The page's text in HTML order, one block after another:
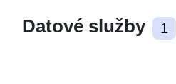
Datové služby 1